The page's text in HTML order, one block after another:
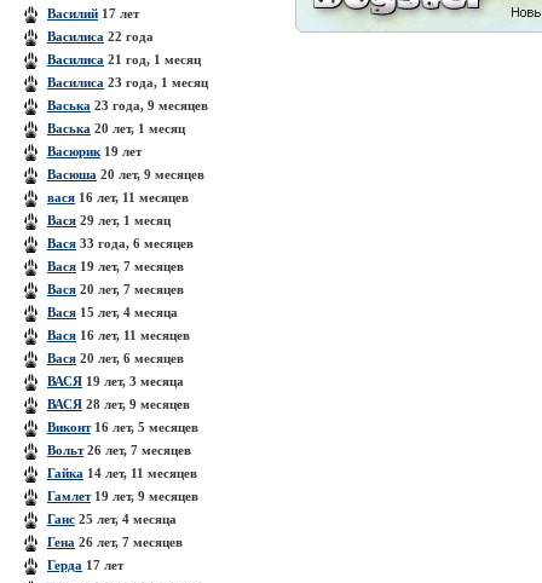
Василий 17 лет
Василиса 22 года
Василиса 21 год, 1 месяц
Василиса 23 года, 1 месяц
Васька 23 года, 9 месяцев
Васька 20 лет, 1 месяц
Васюрик 19 лет
Васюша 20 лет, 9 месяцев
вася 16 лет, 11 месяцев
Вася 29 лет, 1 месяц
Вася 33 года, 6 месяцев
Вася 19 лет, 7 месяцев
Вася 20 лет, 7 месяцев
Вася 15 лет, 4 месяца
Вася 16 лет, 11 месяцев
Вася 20 лет, 6 месяцев
ВАСЯ 19 лет, 3 месяца
ВАСЯ 28 лет, 9 месяцев
Виконт16 лет, 5 месяцев
Вольт26 лет, 7 месяцев
Гайка 14 лет, 11 месяцев
Гамлет19 лет, 9 месяцев
Ганс 25 лет, 4 месяца
Гена 26 лет, 7 месяцев
Герда 17 лет